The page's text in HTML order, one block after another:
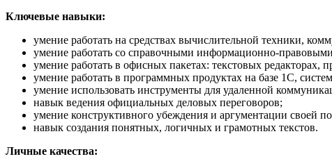
Ключевые навыки:
умение работать на средствах вычислительной техники,
умение работать со справочными информационно-
умение работать в офисных пакетах: текстовых редакторах,
умение работать в программных продуктах на базе 1С,
умение использовать инструменты для удаленной
навык ведения официальных деловых переговоров;
умение конструктивного убеждения и аргументации своей
навык создания понятных, логичных и грамотных текстов.
Личные качества: